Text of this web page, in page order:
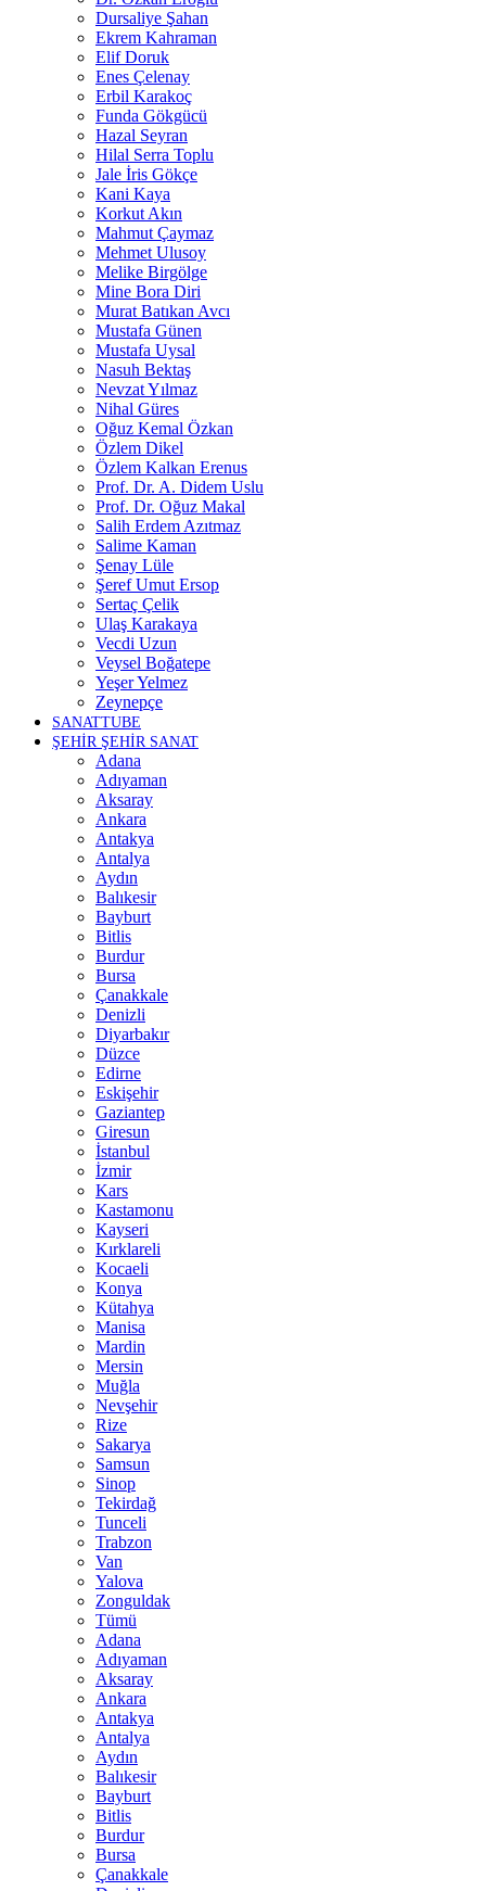
Dursaliye Şahan
Ekrem Kahraman
Elif Doruk
Enes Çelenay
Erbil Karakoç
Funda Gökgücü
Hazal Seyran
Hilal Serra Toplu
Jale İris Gökçe
Kani Kaya
Korkut Akın
Mahmut Çaymaz
Mehmet Ulusoy
Melike Birgölge
Mine Bora Diri
Murat Batıkan Avcı
Mustafa Günen
Mustafa Uysal
Nasuh Bektaş
Nevzat Yılmaz
Nihal Güres
Oğuz Kemal Özkan
Özlem Dikel
Özlem Kalkan Erenus
Prof. Dr. A. Didem Uslu
Prof. Dr. Oğuz Makal
Salih Erdem Azıtmaz
Salime Kaman
Şenay Lüle
Şeref Umut Ersop
Sertaç Çelik
Ulaş Karakaya
Vecdi Uzun
Veysel Boğatepe
Yeşer Yelmez
Zeynepçe
SANATTUBE
ŞEHİR ŞEHİR SANAT
Adana
Adıyaman
Aksaray
Ankara
Antakya
Antalya
Aydın
Balıkesir
Bayburt
Bitlis
Burdur
Bursa
Çanakkale
Denizli
Diyarbakır
Düzce
Edirne
Eskişehir
Gaziantep
Giresun
İstanbul
İzmir
Kars
Kastamonu
Kayseri
Kırklareli
Kocaeli
Konya
Kütahya
Manisa
Mardin
Mersin
Muğla
Nevşehir
Rize
Sakarya
Samsun
Sinop
Tekirdağ
Tunceli
Trabzon
Van
Yalova
Zonguldak
Tümü
Adana
Adıyaman
Aksaray
Ankara
Antakya
Antalya
Aydın
Balıkesir
Bayburt
Bitlis
Burdur
Bursa
Çanakkale